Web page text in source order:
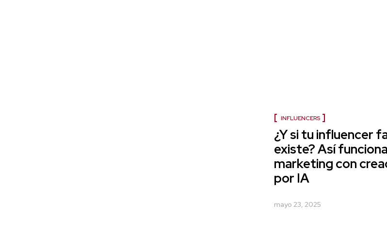
INFLUENCERS
¿Y si tu influencer
existe? Así
marketing con
por IA
mayo 23, 2025